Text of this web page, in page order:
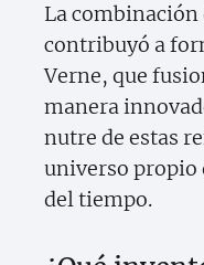
La combinación
contribuyó a
Verne, que
manera
nutre de estas
universo propio
del tiempo.